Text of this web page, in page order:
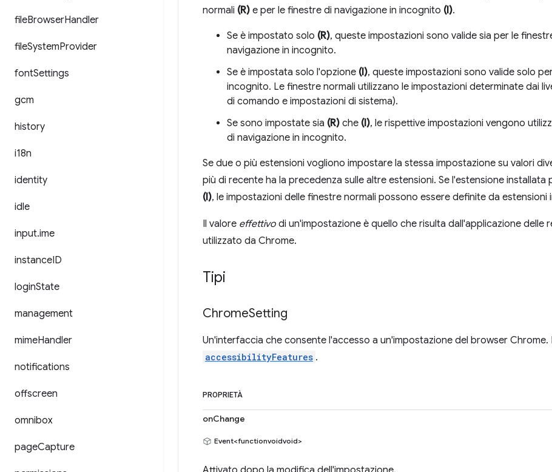
fileBrowserHandler
fileSystemProvider
fontSettings
gcm
history
i18n
identity
idle
input.ime
instanceID
loginState
management
mimeHandler
notifications
offscreen
omnibox
pageCapture
normali (R) e per le finestre di navigazione in incognito (I).
Se è impostato solo (R), queste impostazioni sono valide sia per le
navigazione in incognito.
Se è impostata solo l'opzione (I), queste impostazioni sono valide solo
incognito. Le finestre normali utilizzano le impostazioni determinate dai
di comando e impostazioni di sistema).
Se sono impostate sia (R) che (I), le rispettive impostazioni vengono
di navigazione in incognito.
Se due o più estensioni vogliono impostare la stessa impostazione su valori
più di recente ha la precedenza sulle altre estensioni. Se l'estensione
(I), le impostazioni delle finestre normali possono essere definite da estensioni
Il valore effettivo di un'impostazione è quello che risulta dall'applicazione delle
utilizzato da Chrome.
Tipi
ChromeSetting
Un'interfaccia che consente l'accesso a un'impostazione del browser Chrome.
accessibilityFeatures .
PROPRIETÀ
onChange
Event<functionvoidvoid>